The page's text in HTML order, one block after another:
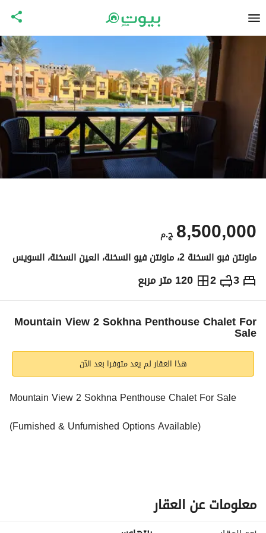
ج.م 8,500,000
ماونتن فبو السخنة 2، ماونتن فيو السخنة، العين السخنة، السويس
3
2 120 متر مربع ج.م8,500,000
التفاصيل الاتجاهات والمؤشرات رهن عقاري
Mountain View 2 Sokhna Penthouse Chalet For
Sale
هذا العقار لم يعد متوفرا بعد الآن
Mountain View 2 Sokhna Penthouse Chalet For Sale
(Furnished & Unfurnished Options Available)
معلومات عن العقار